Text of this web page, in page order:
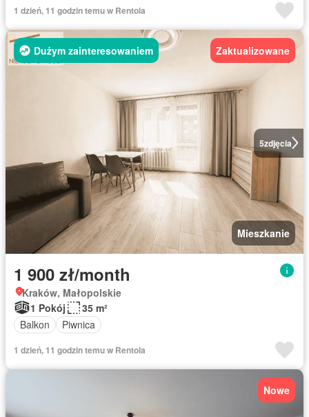
1 dzień, 11 godzin temu w Rentola
5zdjęcia
Dużym zainteresowaniem Zaktualizowane
Mieszkanie
1 900 zł/month
Kraków, Małopolskie
1 Pokój
35 m²
Balkon
Piwnica
1 dzień, 11 godzin temu w Rentola
Nowe